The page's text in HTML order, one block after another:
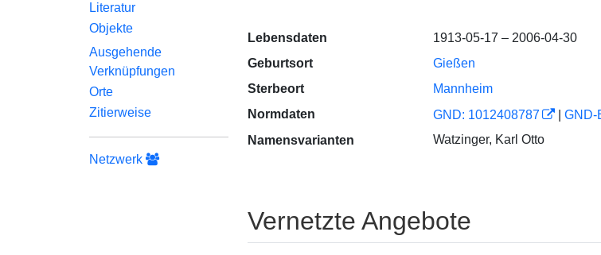
Literatur
Objekte
Ausgehende
Verknüpfungen
Orte
Zitierweise
Netzwerk
Lebensdaten
1913-05-17 – 2006-04-30
Geburtsort
Gießen
Sterbeort
Mannheim
Normdaten
GND: 1012408787 GND-
Namensvarianten
Watzinger, Karl Otto
Vernetzte Angebote